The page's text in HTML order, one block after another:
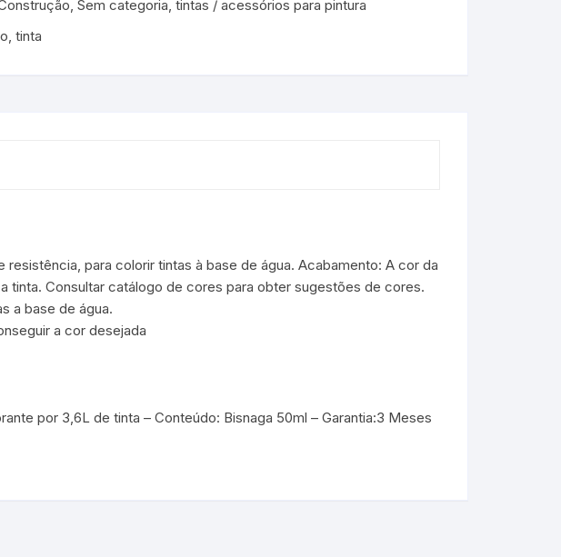
, Sem categoria, tintas / acessórios para pintura
, tinta
para colorir tintas à base de água. Acabamento: A cor da
tinta. Consultar catálogo de cores para obter sugestões de cores.
a base de água.
a cor desejada
por 3,6L de tinta – Conteúdo: Bisnaga 50ml – Garantia:3 Meses